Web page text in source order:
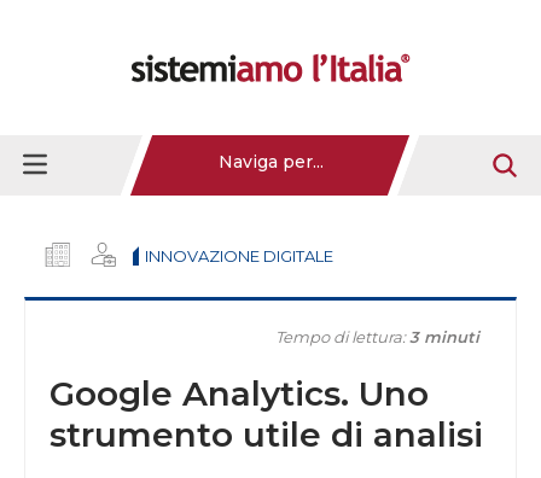
Naviga per...
INNOVAZIONE DIGITALE
Tempo di lettura:3 minuti
Google Analytics. Uno
strumento utile di analisi